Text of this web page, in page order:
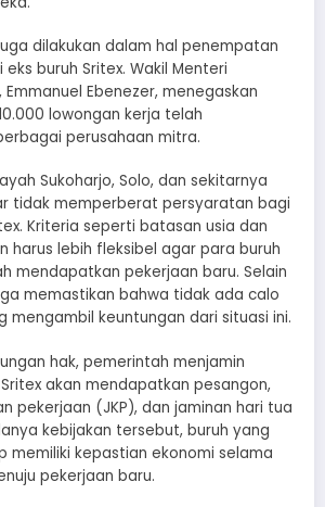
dilakukan dalam hal penempatan
buruh Sritex. Wakil Menteri
Ebenezer, menegaskan
lowongan kerja telah
perusahaan mitra.
Sukoharjo, Solo, dan sekitarnya
tidak memperberat persyaratan bagi
Kriteria seperti batasan usia dan
harus lebih fleksibel agar para buruh
mendapatkan pekerjaan baru. Selain
memastikan bahwa tidak ada calo
mengambil keuntungan dari situasi ini.
hak, pemerintah menjamin
akan mendapatkan pesangon,
pekerjaan (JKP), dan jaminan hari tua
kebijakan tersebut, buruh yang
memiliki kepastian ekonomi selama
pekerjaan baru.